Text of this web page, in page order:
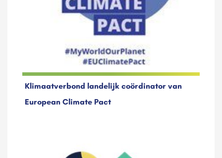
Klimaatverbond landelijk coördinator van
European Climate Pact